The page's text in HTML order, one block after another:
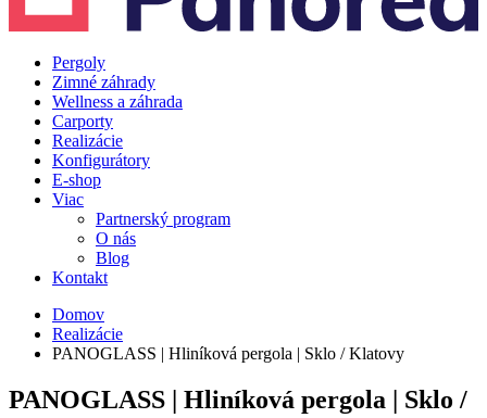
Pergoly
Zimné záhrady
Wellness a záhrada
Carporty
Realizácie
Konfigurátory
E-shop
Viac
Partnerský program
O nás
Blog
Kontakt
Domov
Realizácie
PANOGLASS | Hliníková pergola | Sklo / Klatovy
PANOGLASS | Hliníková pergola | Sklo /